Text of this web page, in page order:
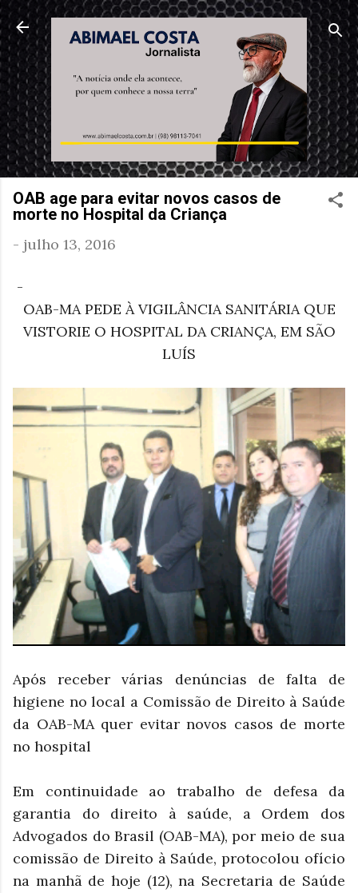
Pular para o conteúdo principal
OAB age para evitar novos casos de
morte no Hospital da Criança
- julho 13, 2016
-
OAB-MA PEDE À VIGILÂNCIA SANITÁRIA QUE
VISTORIE O HOSPITAL DA CRIANÇA, EM SÃO
LUÍS
Após receber várias denúncias de falta de
higiene no local a Comissão de Direito à Saúde
da OAB-MA quer evitar novos casos de morte
no hospital
Em continuidade ao trabalho de defesa da
garantia do direito à saúde, a Ordem dos
Advogados do Brasil (OAB-MA), por meio de sua
comissão de Direito à Saúde, protocolou ofício
na manhã de hoje (12), na Secretaria de Saúde